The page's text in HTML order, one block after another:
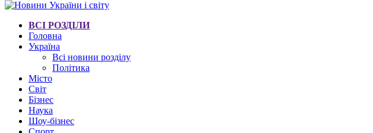
ВСІ РОЗДІЛИ
Головна
Україна
Всі новини розділу
Політика
Місто
Світ
Бізнес
Наука
Шоу-бізнес